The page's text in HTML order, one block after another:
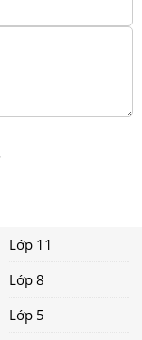
Lớp 11
Lớp 8
Lớp 5